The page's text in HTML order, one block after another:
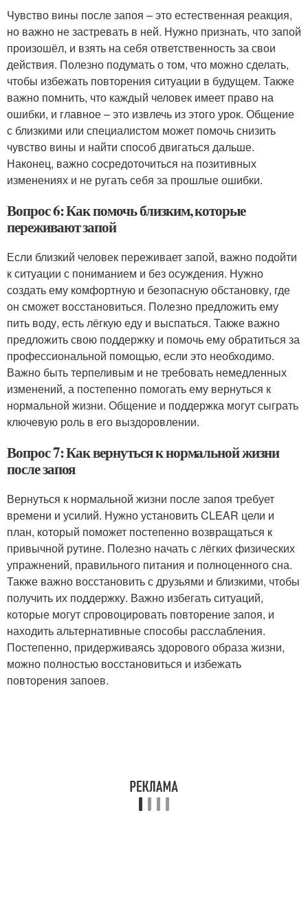
Чувство вины после запоя – это естественная реакция,
но важно не застревать в ней. Нужно признать, что запой
произошёл, и взять на себя ответственность за свои
действия. Полезно подумать о том, что можно сделать,
чтобы избежать повторения ситуации в будущем. Также
важно помнить, что каждый человек имеет право на
ошибки, и главное – это извлечь из этого урок. Общение
с близкими или специалистом может помочь снизить
чувство вины и найти способ двигаться дальше.
Наконец, важно сосредоточиться на позитивных
изменениях и не ругать себя за прошлые ошибки.
Вопрос 6: Как помочь близким, которые
переживают запой
Если близкий человек переживает запой, важно подойти
к ситуации с пониманием и без осуждения. Нужно
создать ему комфортную и безопасную обстановку, где
он сможет восстановиться. Полезно предложить ему
пить воду, есть лёгкую еду и выспаться. Также важно
предложить свою поддержку и помочь ему обратиться за
профессиональной помощью, если это необходимо.
Важно быть терпеливым и не требовать немедленных
изменений, а постепенно помогать ему вернуться к
нормальной жизни. Общение и поддержка могут сыграть
ключевую роль в его выздоровлении.
Вопрос 7: Как вернуться к нормальной жизни
после запоя
Вернуться к нормальной жизни после запоя требует
времени и усилий. Нужно установить CLEAR цели и
план, который поможет постепенно возвращаться к
привычной рутине. Полезно начать с лёгких физических
упражнений, правильного питания и полноценного сна.
Также важно восстановить с друзьями и близкими, чтобы
получить их поддержку. Важно избегать ситуаций,
которые могут спровоцировать повторение запоя, и
находить альтернативные способы расслабления.
Постепенно, придерживаясь здорового образа жизни,
можно полностью восстановиться и избежать
повторения запоев.